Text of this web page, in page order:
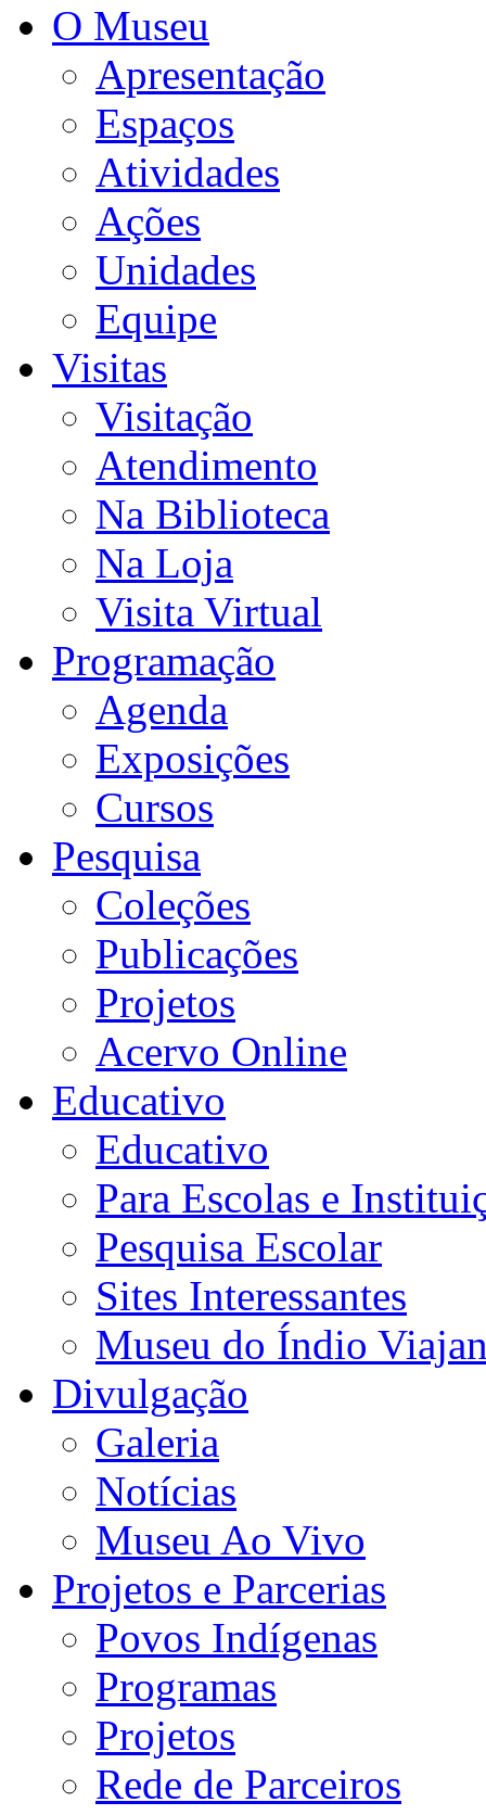
O Museu
Apresentação
Espaços
Atividades
Ações
Unidades
Equipe
Visitas
Visitação
Atendimento
Na Biblioteca
Na Loja
Visita Virtual
Programação
Agenda
Exposições
Cursos
Pesquisa
Coleções
Publicações
Projetos
Acervo Online
Educativo
Educativo
Para Escolas e
Pesquisa Escolar
Sites Interessantes
Museu do Índio
Divulgação
Galeria
Notícias
Museu Ao Vivo
Projetos e Parcerias
Povos Indígenas
Programas
Projetos
Rede de Parceiros